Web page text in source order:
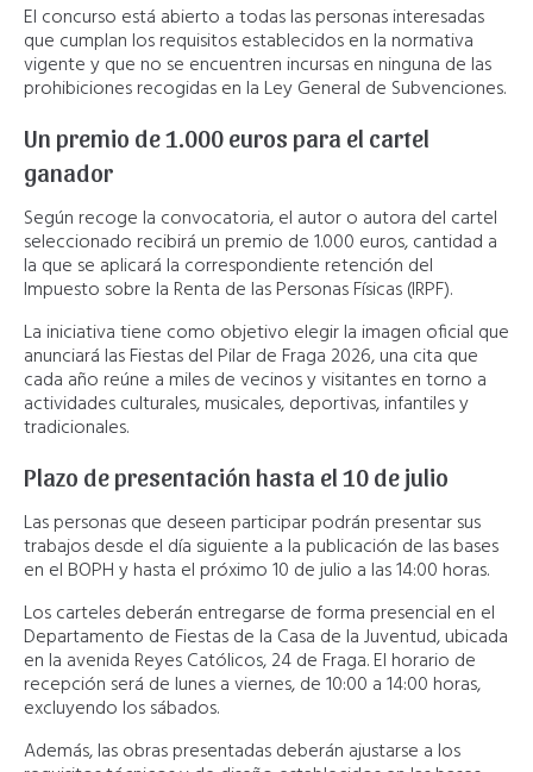
El concurso está abierto a todas las personas interesadas
que cumplan los requisitos establecidos en la normativa
vigente y que no se encuentren incursas en ninguna de las
prohibiciones recogidas en la Ley General de Subvenciones.
Un premio de 1.000 euros para el cartel
ganador
Según recoge la convocatoria, el autor o autora del cartel
seleccionado recibirá un premio de 1.000 euros, cantidad a
la que se aplicará la correspondiente retención del
Impuesto sobre la Renta de las Personas Físicas (IRPF).
La iniciativa tiene como objetivo elegir la imagen oficial que
anunciará las Fiestas del Pilar de Fraga 2026, una cita que
cada año reúne a miles de vecinos y visitantes en torno a
actividades culturales, musicales, deportivas, infantiles y
tradicionales.
Plazo de presentación hasta el 10 de julio
Las personas que deseen participar podrán presentar sus
trabajos desde el día siguiente a la publicación de las bases
en el BOPH y hasta el próximo 10 de julio a las 14:00 horas.
Los carteles deberán entregarse de forma presencial en el
Departamento de Fiestas de la Casa de la Juventud, ubicada
en la avenida Reyes Católicos, 24 de Fraga. El horario de
recepción será de lunes a viernes, de 10:00 a 14:00 horas,
excluyendo los sábados.
Además, las obras presentadas deberán ajustarse a los